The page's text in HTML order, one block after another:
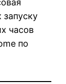
часов
по